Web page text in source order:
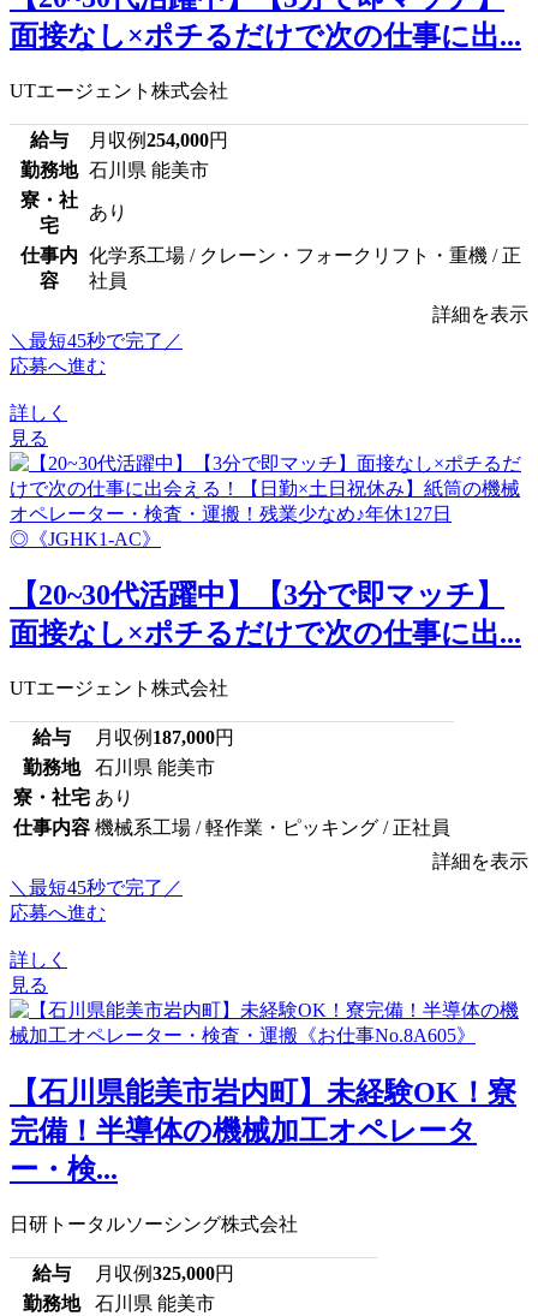
面接なし×ポチるだけで次の仕事に出...
UTエージェント株式会社
給与 月収例254,000円
勤務地 石川県 能美市
寮・社
宅
あり
仕事内
容
化学系工場 / クレーン・フォークリフト・重機 / 正
社員
詳細を表示
＼最短45秒で完了／
応募へ進む
詳しく
見る
【20~30代活躍中】【3分で即マッチ】
面接なし×ポチるだけで次の仕事に出...
UTエージェント株式会社
給与 月収例 187,000円
勤務地
石川県 能美市
寮・社宅 あり
仕事内容 機械系工場 / 軽作業・ピッキング / 正社員
詳細を表示
＼最短45秒で完了／
応募へ進む
詳しく
見る
【石川県能美市岩内町】未経験OK！寮
完備！半導体の機械加工オペレータ
ー・検...
日研トータルソーシング株式会社
給与 月収例325,000円
勤務地
石川県 能美市